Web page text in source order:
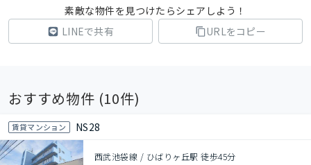
素敵な物件を見つけたらシェアしよう！
LINEで共有
URLをコピー
おすすめ物件 (10件)
賃貸マンション NS28
西武池袋線 / ひばりヶ丘駅 徒歩45分